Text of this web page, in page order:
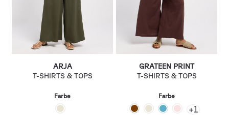
ARJA
T-SHIRTS & TOPS
Farbe
GRATEEN PRINT
T-SHIRTS & TOPS
Farbe
+1